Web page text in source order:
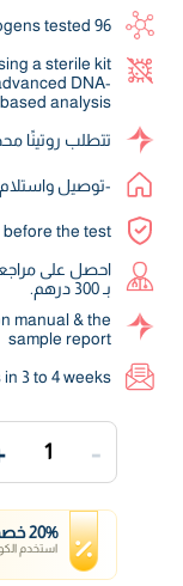
96 different pathogens tested
a sterile kit
DNA-
based analysis.
تتطلب روتينًا
-توصيل واستلام
the test
احصل على
بـ 300 درهم.
manual & the
sample report
3 to 4 weeks
-
1
20%
استخدم